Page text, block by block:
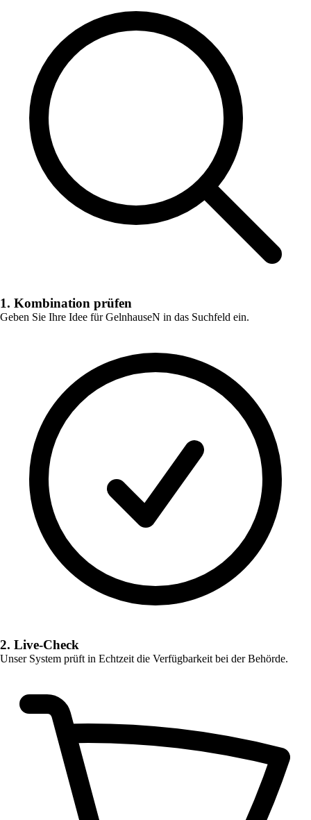
1. Kombination prüfen
Geben Sie Ihre Idee fürGelnhauseN in das Suchfeld ein.
2. Live-Check
Unser System prüft in Echtzeit die Verfügbarkeit bei der Behörde.